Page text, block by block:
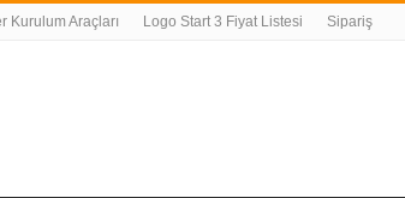
Kurulum Araçları Logo Start 3 Fiyat Listesi Sipariş